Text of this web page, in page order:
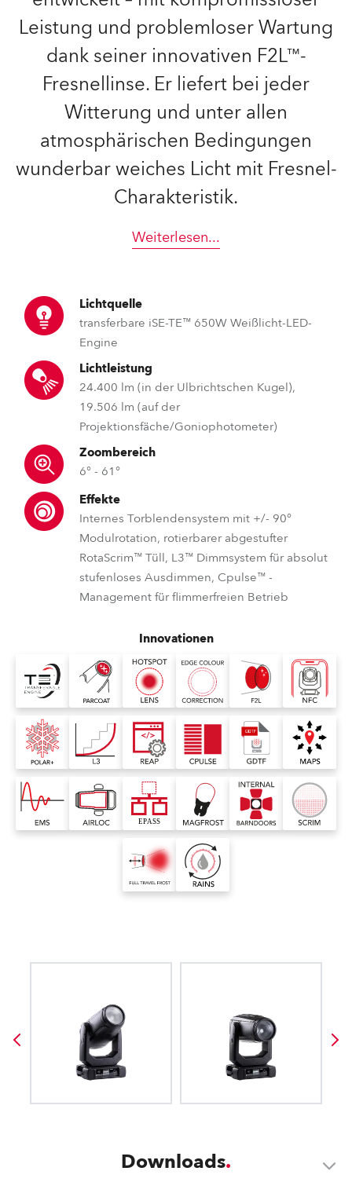
Leistung und problemloser Wartung
dank seiner innovativen F2L™-
Fresnellinse. Er liefert bei jeder
Witterung und unter allen
atmosphärischen Bedingungen
wunderbar weiches Licht mit Fresnel-
Charakteristik.
Weiterlesen...
Lichtquelle
transferbare iSE-TE™ 650W Weißlicht-LED-
Engine
Lichtleistung
24.400 lm (in der Ulbrichtschen Kugel),
19.506 lm (auf der
Projektionsfäche/Goniophotometer)
Zoombereich
6° - 61°
Effekte
Internes Torblendensystem mit +/- 90°
Modulrotation, rotierbarer abgestufter
RotaScrim™ Tüll, L3™ Dimmsystem für absolut
stufenloses Ausdimmen, Cpulse™ -
Management für flimmerfreien Betrieb
Innovationen
Downloads